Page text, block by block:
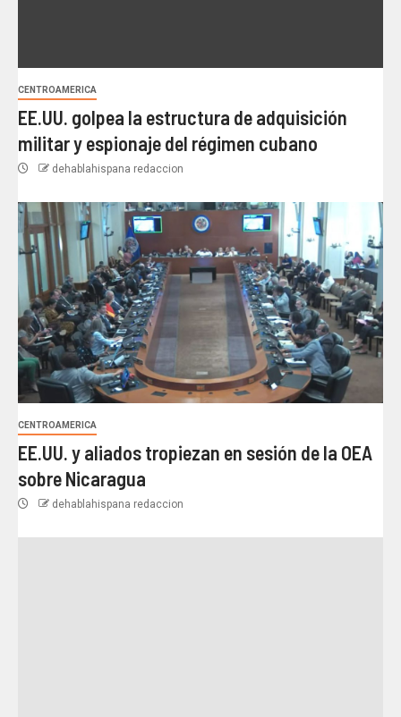
CENTROAMERICA
EE.UU. golpea la estructura de adquisición
militar y espionaje del régimen cubano
dehablahispana redaccion
CENTROAMERICA
EE.UU. y aliados tropiezan en sesión de la OEA
sobre Nicaragua
dehablahispana redaccion